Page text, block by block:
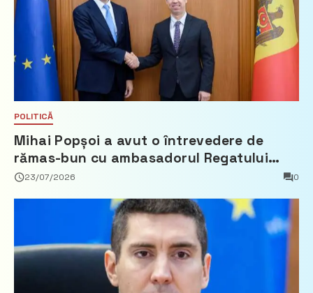
POLITICĂ
Mihai Popșoi a avut o întrevedere de
rămas-bun cu ambasadorul Regatului
Țărilor de Jos, Fred Duijn
23/07/2026 0